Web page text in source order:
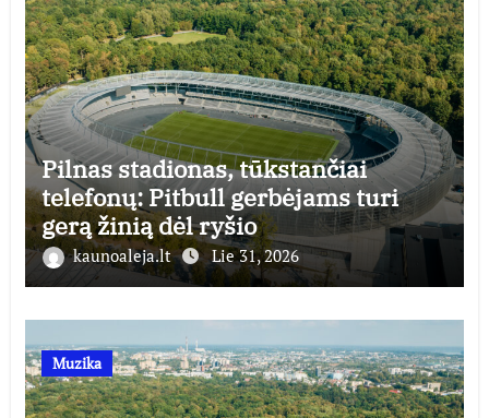
Pilnas stadionas, tūkstančiai
telefonų: Pitbull gerbėjams turi
gerą žinią dėl ryšio
kaunoaleja.lt Lie 31, 2026
Muzika